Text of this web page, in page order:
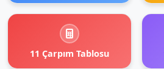
11 Çarpım Tablosu